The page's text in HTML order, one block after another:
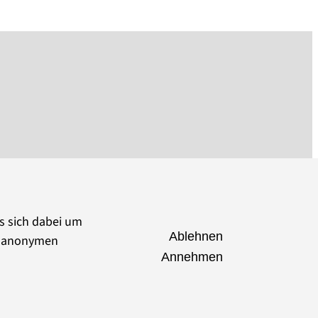
sich dabei um
Ablehnen
Annehmen